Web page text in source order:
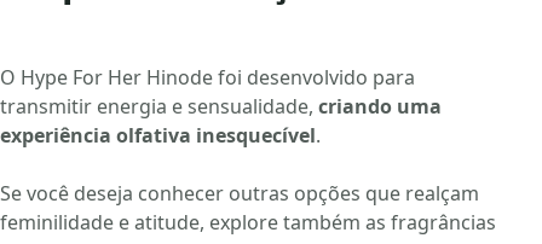
O Hype For Her Hinode foi desenvolvido para
transmitir energia e sensualidade, criando uma
experiência olfativa inesquecível.
Se você deseja conhecer outras opções que realçam
feminilidade e atitude, explore também as fragrâncias